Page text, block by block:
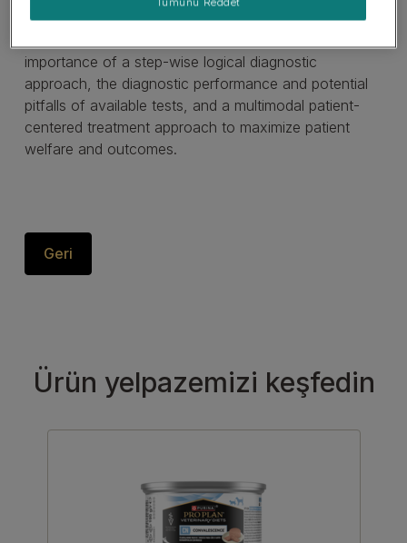
the pathophysiology of this complex yet prevalent
importance of a step-wise logical diagnostic
approach, the diagnostic performance and potential
pitfalls of available tests, and a multimodal patient-
centered treatment approach to maximize patient
welfare and outcomes.
Geri
Ürün yelpazemizi keşfedin